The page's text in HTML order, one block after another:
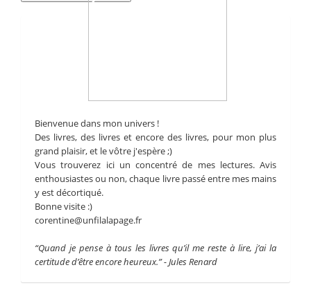
Bienvenue dans mon univers !
Des livres, des livres et encore des livres, pour mon plus
grand plaisir, et le vôtre j'espère ;)
Vous trouverez ici un concentré de mes lectures. Avis
enthousiastes ou non, chaque livre passé entre mes mains
y est décortiqué.
Bonne visite :)
corentine@unfilalapage.fr
“Quand je pense à tous les livres qu’il me reste à lire, j’ai la
certitude d’être encore heureux.” - Jules Renard